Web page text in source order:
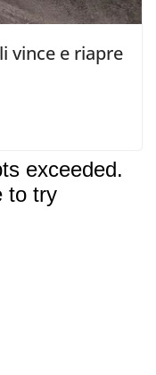
vince e riapre